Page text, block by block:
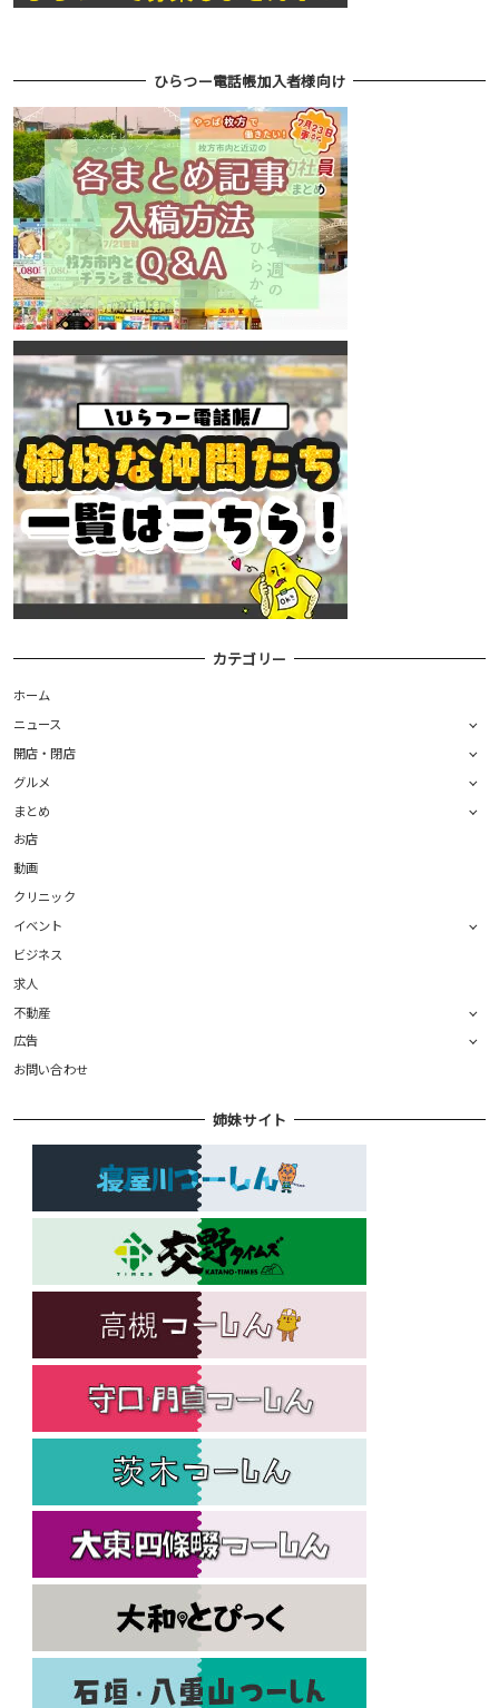
ひらつー電話帳加入者様向け
カテゴリー
ホーム
ニュース
開店・閉店
グルメ
まとめ
お店
動画
クリニック
イベント
ビジネス
求人
不動産
広告
お問い合わせ
姉妹サイト